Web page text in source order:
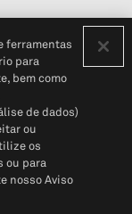
(em inglês)
Global
ferramentas
para
bem como
de dados)
ou
os
ou para
nosso Aviso